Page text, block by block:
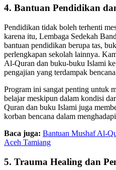
4. Bantuan Pendidikan
Pendidikan tidak boleh terhenti
karena itu, Lembaga Sedekah
bantuan pendidikan berupa tas,
perlengkapan sekolah lainnya.
Al-Quran dan buku-buku Islami
pengajian yang terdampak
Program ini sangat penting untuk
belajar meskipun dalam kondisi
Quran dan buku Islami juga
korban bencana dalam
Baca juga: Bantuan Mushaf Al-
Aceh Tamiang
5. Trauma Healing dan